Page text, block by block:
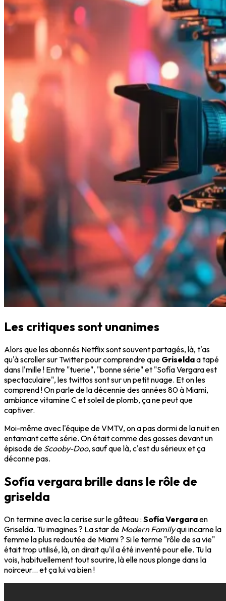
Les critiques sont unanimes
Alors que les abonnés Netflix sont souvent partagés, là, t'as
qu'à scroller sur Twitter pour comprendre que Griseldaa tapé
dans l'mille ! Entre "tuerie", "bonne série" et "Sofía Vergara est
spectaculaire", les twittos sont sur un petit nuage. Et on les
comprend ! On parle de la décennie des années 80 à Miami,
ambiance vitamine C et soleil de plomb, ça ne peut que
captiver.
Moi-même avec l'équipe de VMTV, on a pas dormi de la nuit en
entamant cette série. On était comme des gosses devant un
épisode de Scooby-Doo, sauf que là, c'est du sérieux et ça
déconne pas.
Sofía vergara brille dans le rôle de
griselda
On termine avec la cerise sur le gâteau : Sofía Vergaraen
Griselda. Tu imagines ? La star de Modern Familyqui incarne la
femme la plus redoutée de Miami ? Si le terme "rôle de sa vie"
était trop utilisé, là, on dirait qu'il a été inventé pour elle. Tu la
vois, habituellement tout sourire, là elle nous plonge dans la
noirceur... et ça lui va bien !